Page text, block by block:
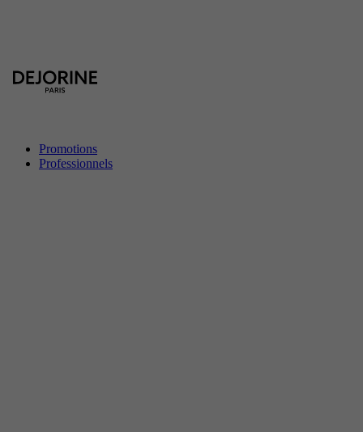
Promotions
Professionnels